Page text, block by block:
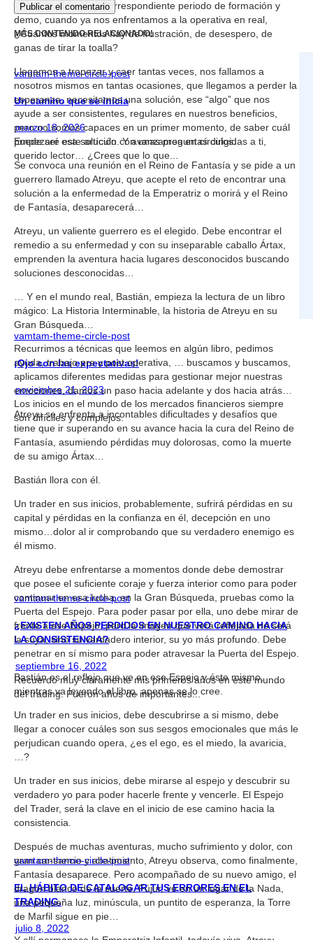
inicios, después del correspondiente periodo de formación y
demo, cuando ya nos enfrentamos a la operativa en real,
¿Cuántos momentos hay de frustración, de desespero, de
ganas de tirar la toalla?
Llegamos a tropezar y caer tantas veces, nos fallamos a
nosotros mismos en tantas ocasiones, que llegamos a perder la
esperanza, necesitamos una solución, ese “algo” que nos
ayude a ser consistentes, regulares en nuestros beneficios,
pero no somos capaces en un primer momento, de saber cuál
puede ser esa solución. Y avanzamos en círculos.
Se convoca una reunión en el Reino de Fantasía y se pide a un
guerrero llamado Atreyu, que acepte el reto de encontrar una
solución a la enfermedad de la Emperatriz o morirá y el Reino
de Fantasía, desaparecerá…
Atreyu, un valiente guerrero es el elegido. Debe encontrar el
remedio a su enfermedad y con su inseparable caballo Ártax,
emprenden la aventura hacia lugares desconocidos buscando
soluciones desconocidas…
… Y en el mundo real, Bastián, empieza la lectura de un libro
mágico: La Historia Interminable, la historia de Atreyu en su
Gran Búsqueda…
Recurrimos a técnicas que leemos en algún libro, pedimos
ayuda, trabajo pre y post operativa, … buscamos y buscamos,
aplicamos diferentes medidas para gestionar mejor nuestras
emociones, damos un paso hacia adelante y dos hacia atrás…
Atreyu se enfrenta a incontables dificultades y desafíos que
tiene que ir superando en su avance hacia la cura del Reino de
Fantasía, asumiendo pérdidas muy dolorosas, como la muerte
de su amigo Ártax…
Bastián llora con él.
Un trader en sus inicios, probablemente, sufrirá pérdidas en su
capital y pérdidas en la confianza en él, decepción en uno
mismo…dolor al ir comprobando que su verdadero enemigo es
él mismo.
Atreyu debe enfrentarse a momentos donde debe demostrar
que posee el suficiente coraje y fuerza interior como para poder
continuar en esa lucha, en la Gran Búsqueda, pruebas como la
Puerta del Espejo. Para poder pasar por ella, uno debe mirar de
frente a ese Espejo, pero la imagen que verá reflejada no será
la suya, sino su verdadero interior, su yo más profundo. Debe
penetrar en sí mismo para poder atravesar la Puerta del Espejo.
Bastián es el reflejo que ve en ese Espejo y éste mismo,
mientras va leyendo el libro, apenas se lo cree.
Un trader en sus inicios, debe descubrirse a si mismo, debe
llegar a conocer cuáles son sus sesgos emocionales que más le
perjudican cuando opera, ¿es el ego, es el miedo, la avaricia,
…?
Un trader en sus inicios, debe mirarse al espejo y descubrir su
verdadero yo para poder hacerle frente y vencerle. El Espejo
del Trader, será la clave en el inicio de ese camino hacia la
consistencia.
Después de muchas aventuras, mucho sufrimiento y dolor, con
gran cansancio y abatimiento, Atreyu observa, como finalmente,
Fantasía desaparece. Pero acompañado de su nuevo amigo, el
dragón blanco de la suerte, Fújur, ve en un lugar de la Nada,
una pequeña luz, minúscula, un puntito de esperanza, la Torre
de Marfil sigue en pie…
MÁS CONTENIDO RELACIONADO!
vamtam-theme-circle-post
Un camino que se inicia
marzo 18, 2026
Empezaré este artículo con unas preguntas dirigidas a ti,
querido lector… ¿Crees que lo que...
vamtam-theme-circle-post
¡Ojo con las expectativas!
noviembre 21, 2023
Los inicios en el mundo de los mercados financieros siempre
son difíciles y complejos.
vamtam-theme-circle-post
¿EXISTEN AÑOS PERDIDOS EN NUESTRO CAMINO HACIA
LA CONSISTENCIA?
septiembre 16, 2022
Recuerdo muy claramente mis primeros años en este mundo
del trading. Fueron años de importantes...
vamtam-theme-circle-post
EL HÁBITO DE CATALOGAR TUS ERRORES EN EL
TRADING.
julio 8, 2022